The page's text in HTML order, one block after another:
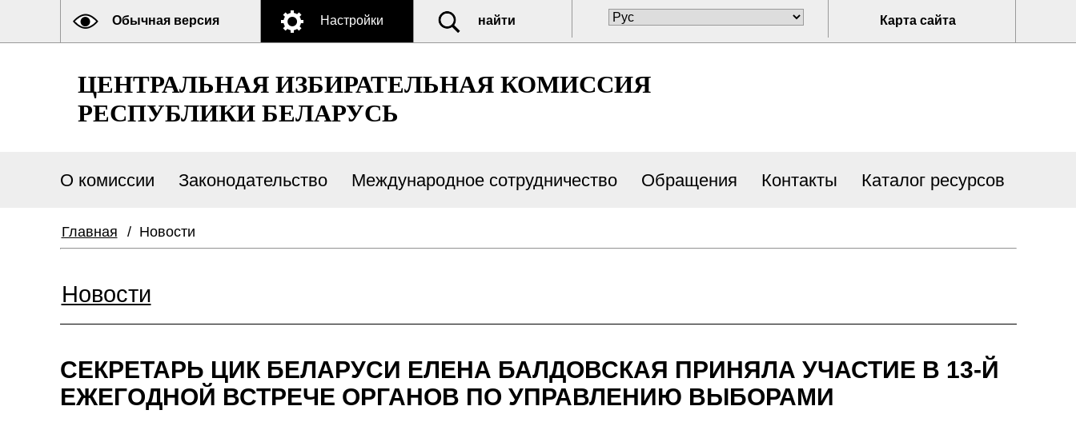
Обычная версия Настройки найти Карта сайта
ЦЕНТРАЛЬНАЯ ИЗБИРАТЕЛЬНАЯ КОМИССИЯ
РЕСПУБЛИКИ БЕЛАРУСЬ
О комиссии Законодательство Международное сотрудничество Обращения Контакты Каталог ресурсов
Главная / Новости
Новости
СЕКРЕТАРЬ ЦИК БЕЛАРУСИ ЕЛЕНА БАЛДОВСКАЯ ПРИНЯЛА УЧАСТИЕ В 13-Й
ЕЖЕГОДНОЙ ВСТРЕЧЕ ОРГАНОВ ПО УПРАВЛЕНИЮ ВЫБОРАМИ